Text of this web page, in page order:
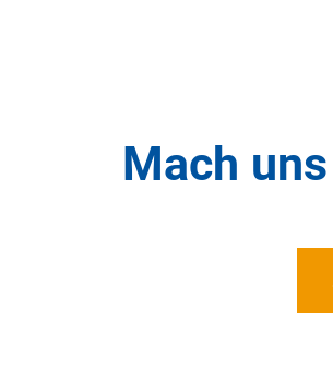
Mach
Werde Teil